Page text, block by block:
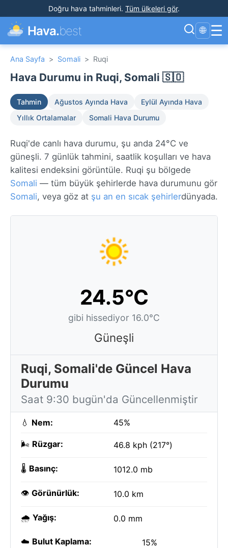
Doğru hava tahminleri. Tüm ülkeleri gör.
Hava.best 🌐 ☰
Ana Sayfa > Somali > Ruqi
Hava Durumu in Ruqi, Somali 🇸🇴
Tahmin Ağustos Ayında Hava
Eylül Ayında Hava
Yıllık Ortalamalar
Somali Hava Durumu
Ruqi'de canlı hava durumu, şu anda 24°C ve
güneşli. 7 günlük tahmini, saatlik koşulları ve hava
kalitesi endeksini görüntüle. Ruqi şu bölgede
Somali — tüm büyük şehirlerde hava durumunu gör
Somali, veya göz at şu an en sıcak şehirlerdünyada.
24.5°C
gibi hissediyor 16.0°C
Güneşli
Ruqi, Somali'de Güncel Hava
Durumu
Saat 9:30 bugün'da Güncellenmiştir
💧 Nem: 45%
🌬️ Rüzgar: 46.8 kph (217°)
🌡️ Basınç: 1012.0 mb
👁️ Görünürlük: 10.0 km
🌧️ Yağış: 0.0 mm
☁️ Bulut Kaplama: 15%